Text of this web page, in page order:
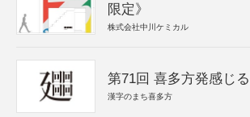
限定》
株式会社中川ケミカル
第71回 喜多方発感じ
漢字のまち喜多方